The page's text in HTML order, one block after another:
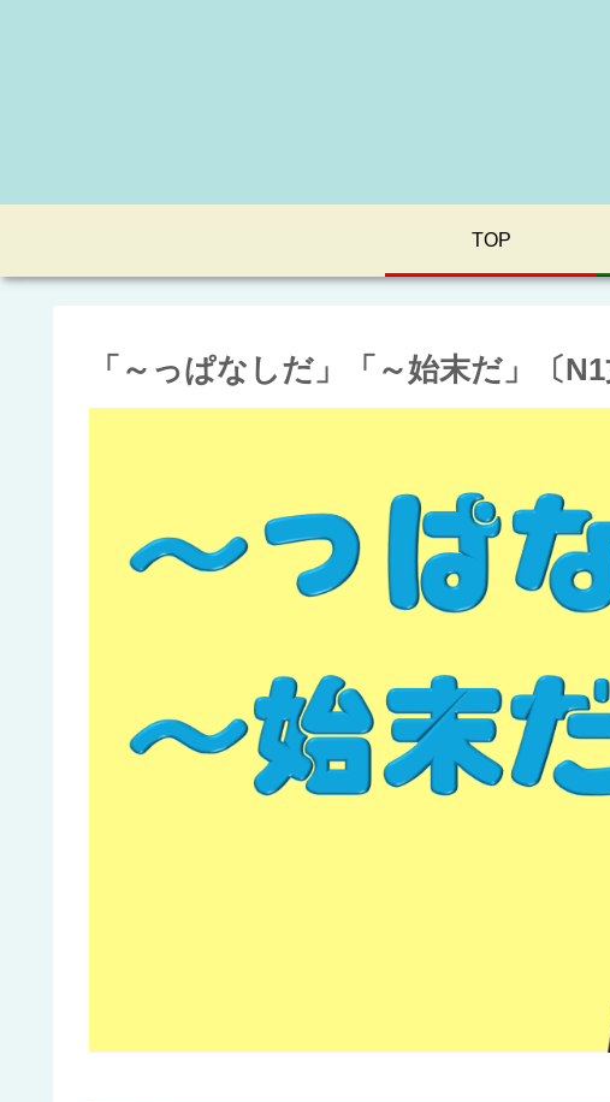
TOP
「～っぱなしだ」「～始末だ」〔N1